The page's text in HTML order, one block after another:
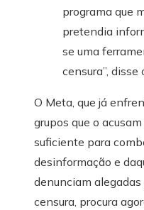
programa que
pretendia
se uma
censura”, disse
O Meta, que já
grupos que o
suficiente para
desinformação e
denunciam
censura, procura